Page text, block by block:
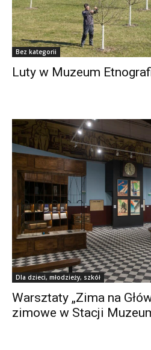
Bez kategorii
Luty w Muzeum
Dla dzieci, młodzieży, szkół
Warsztaty „Zima na
zimowe w Stacji